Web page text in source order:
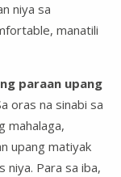
niya sa
manatili
paraan upang
oras na sinabi sa
mahalaga,
upang matiyak
niya. Para sa iba,